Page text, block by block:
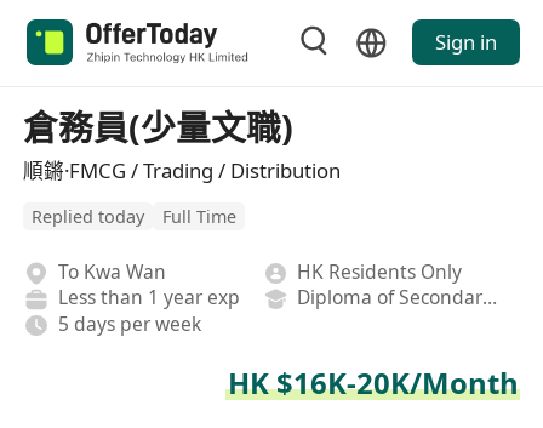
Sign in
倉務員(少量文職)
順鏘·FMCG / Trading / Distribution
Replied today Full Time
To Kwa Wan
HK Residents Only
Less than 1 year exp
Diploma of Secondary School
5 days per week
HK $16K-20K/Month